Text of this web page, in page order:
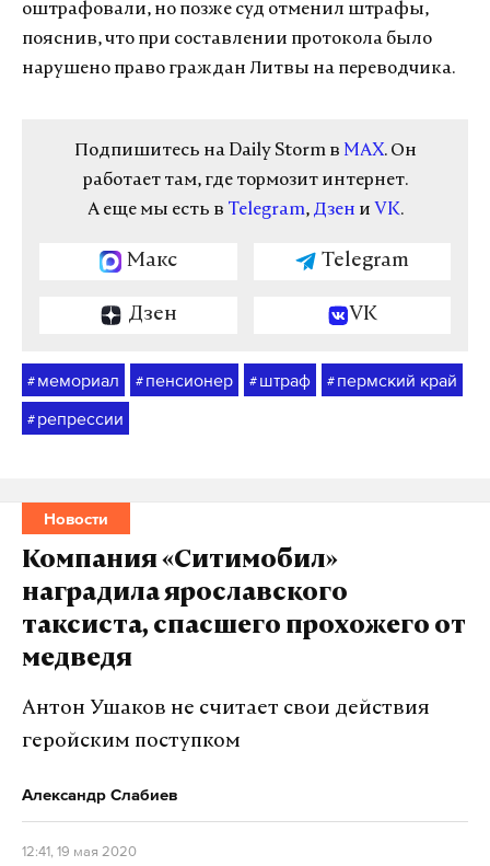
оштрафовали, но позже суд отменил штрафы,
пояснив, что при составлении протокола было
нарушено право граждан Литвы на переводчика.
Подпишитесь на Daily Storm в MAX. Он
работает там, где тормозит интернет.
А еще мы есть в Telegram, Дзен и VK.
Макс Telegram
Дзен VK
# мемориал # пенсионер # штраф # пермский край
# репрессии
Новости
Компания «Ситимобил»
наградила ярославского
таксиста, спасшего прохожего от
медведя
Антон Ушаков не считает свои действия
геройским поступком
Александр Слабиев
12:41, 19 мая 2020